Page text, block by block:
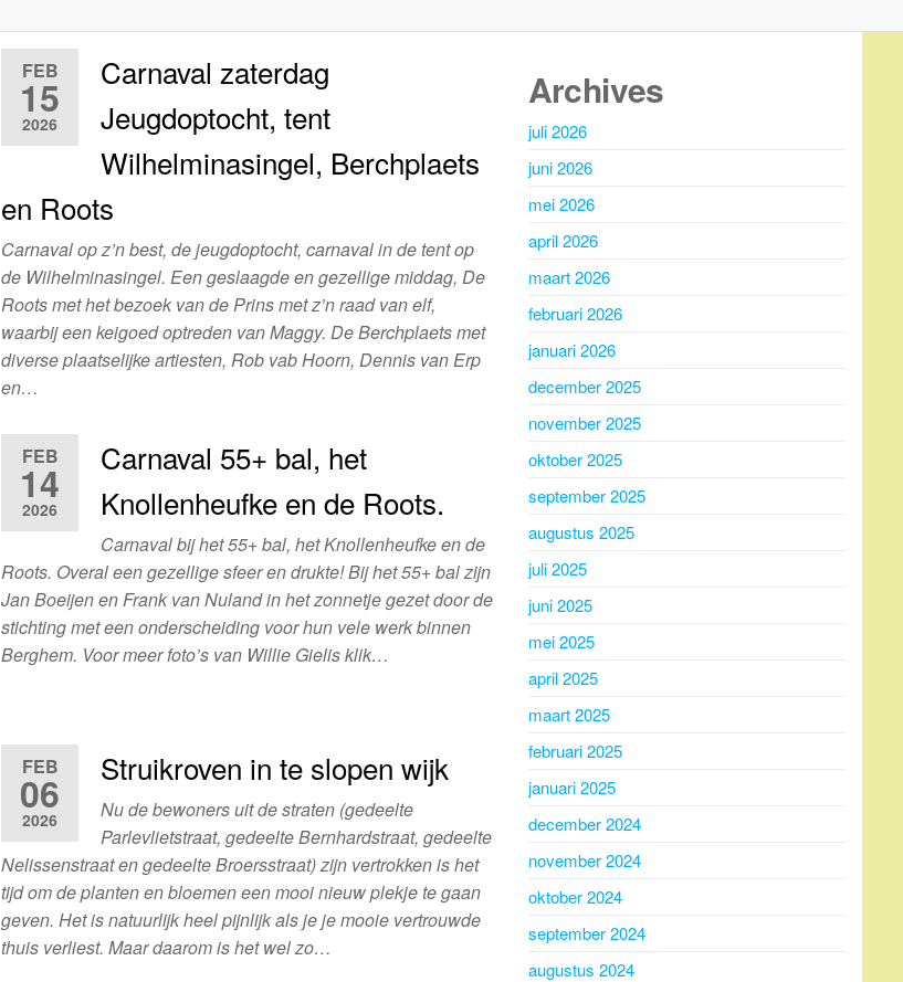
FEB
15
2026
Carnaval zaterdag
Jeugdoptocht, tent
Wilhelminasingel, Berchplaets
en Roots
Carnaval op z’n best, de jeugdoptocht, carnaval in de tent op
de Wilhelminasingel. Een geslaagde en gezellige middag, De
Roots met het bezoek van de Prins met z’n raad van elf,
waarbij een keigoed optreden van Maggy. De Berchplaets met
diverse plaatselijke artiesten, Rob vab Hoorn, Dennis van Erp
en…
FEB
14
2026
Carnaval 55+ bal, het
Knollenheufke en de Roots.
Carnaval bij het 55+ bal, het Knollenheufke en de
Roots. Overal een gezellige sfeer en drukte! Bij het 55+ bal zijn
Jan Boeijen en Frank van Nuland in het zonnetje gezet door de
stichting met een onderscheiding voor hun vele werk binnen
Berghem. Voor meer foto’s van Willie Gielis klik…
FEB
06
2026
Struikroven in te slopen wijk
Nu de bewoners uit de straten (gedeelte
Parlevlietstraat, gedeelte Bernhardstraat, gedeelte
Nelissenstraat en gedeelte Broersstraat) zijn vertrokken is het
tijd om de planten en bloemen een mooi nieuw plekje te gaan
geven. Het is natuurlijk heel pijnlijk als je je mooie vertrouwde
thuis verliest. Maar daarom is het wel zo…
Archives
juli 2026
juni 2026
mei 2026
april 2026
maart 2026
februari 2026
januari 2026
december 2025
november 2025
oktober 2025
september 2025
augustus 2025
juli 2025
juni 2025
mei 2025
april 2025
maart 2025
februari 2025
januari 2025
december 2024
november 2024
oktober 2024
september 2024
augustus 2024